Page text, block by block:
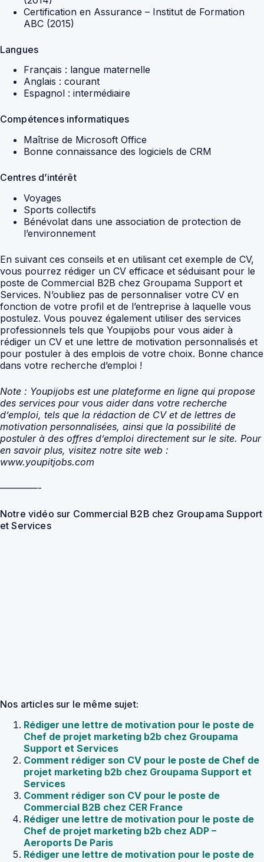
Certification en Assurance – Institut de Formation
ABC (2015)
Langues
Français : langue maternelle
Anglais : courant
Espagnol : intermédiaire
Compétences informatiques
Maîtrise de Microsoft Office
Bonne connaissance des logiciels de CRM
Centres d’intérêt
Voyages
Sports collectifs
Bénévolat dans une association de protection de
l’environnement
En suivant ces conseils et en utilisant cet exemple de CV,
vous pourrez rédiger un CV efficace et séduisant pour le
poste de Commercial B2B chez Groupama Support et
Services. N’oubliez pas de personnaliser votre CV en
fonction de votre profil et de l’entreprise à laquelle vous
postulez. Vous pouvez également utiliser des services
professionnels tels que Youpijobs pour vous aider à
rédiger un CV et une lettre de motivation personnalisés et
pour postuler à des emplois de votre choix. Bonne chance
dans votre recherche d’emploi !
Note : Youpijobs est une plateforme en ligne qui propose
des services pour vous aider dans votre recherche
d’emploi, tels que la rédaction de CV et de lettres de
motivation personnalisées, ainsi que la possibilité de
postuler à des offres d’emploi directement sur le site. Pour
en savoir plus, visitez notre site web :
www.youpitjobs.com
————-
Notre vidéo sur Commercial B2B chez Groupama Support
et Services
Nos articles sur le même sujet:
Rédiger une lettre de motivation pour le poste de
Chef de projet marketing b2b chez Groupama
Support et Services
Comment rédiger son CV pour le poste de Chef de
projet marketing b2b chez Groupama Support et
Services
Comment rédiger son CV pour le poste de
Commercial B2B chez CER France
Rédiger une lettre de motivation pour le poste de
Chef de projet marketing b2b chez ADP –
Aeroports De Paris
Rédiger une lettre de motivation pour le poste de